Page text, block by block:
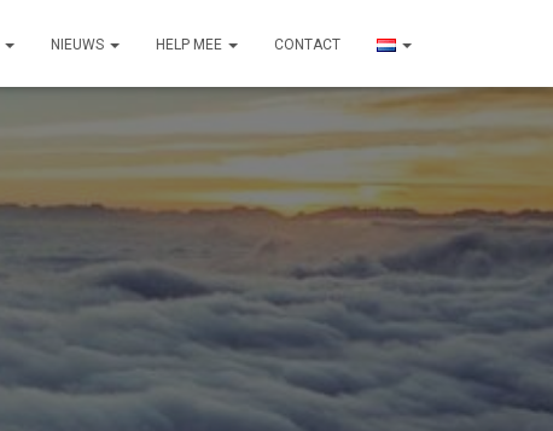
NIEUWS HELP MEE CONTACT